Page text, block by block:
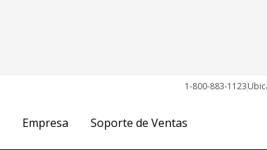
1-800-883-1123
Empresa Soporte de Ventas